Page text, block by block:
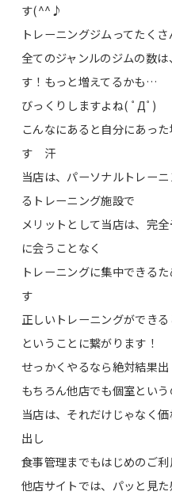
す(^^♪
トレーニングジムってたく
全てのジャンルのジムの数
す！もっと増えてるかも…
びっくりしますよね( ﾟДﾟ)
こんなにあると自分にあっ
す 汗
当店は、パーソナルトレー
るトレーニング施設で
メリットとして当店は、完
に会うことなく
トレーニングに集中できる
す
正しいトレーニングができ
ということに繋がります！
せっかくやるなら絶対結果出
もちろん他店でも個室とい
当店は、それだけじゃなく
出し
食事管理までもはじめのご
他店サイトでは、パッと見